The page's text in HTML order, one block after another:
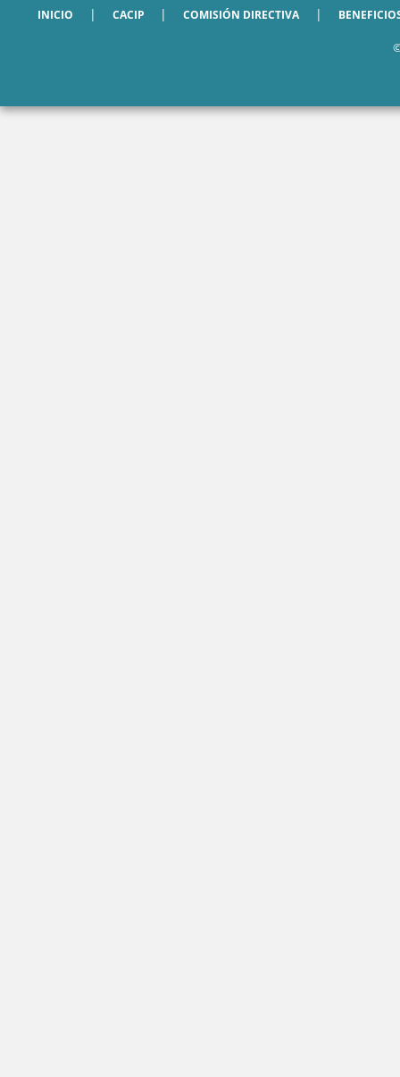
INICIO | CACIP | COMISIÓN DIRECTIVA |